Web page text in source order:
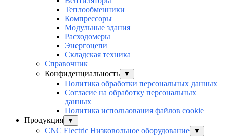
Теплообменники
Компрессоры
Модульные здания
Расходомеры
Энергоцепи
Складская техника
Справочник
Конфиденциальность
▼
Политика обработки персональных данных
Согласие на обработку персональных
данных
Политика использования файлов cookie
Продукция
▼
CNC Electric Низковольное оборудование ▼